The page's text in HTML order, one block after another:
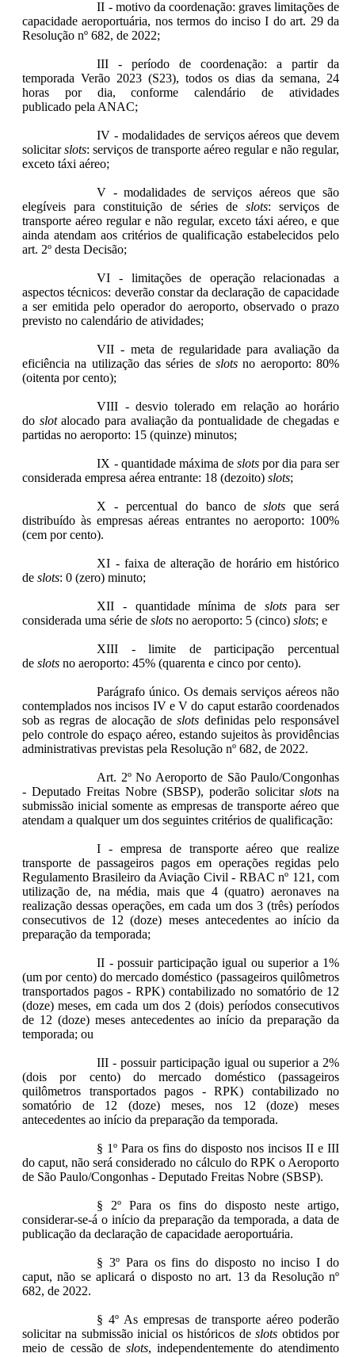
II - motivo da coordenação: graves limitações de
capacidade aeroportuária, nos termos do inciso I do art. 29 da
Resolução nº 682, de 2022;
III - período de coordenação: a partir da
temporada Verão 2023 (S23), todos os dias da semana, 24
horas por dia, conforme calendário de atividades
publicado pela ANAC;
IV - modalidades de serviços aéreos que devem
solicitarslots: serviços de transporte aéreo regular e não regular,
exceto táxi aéreo;
V - modalidades de serviços aéreos que são
elegíveis para constituição de séries de slots: serviços de
transporte aéreo regular e não regular, exceto táxi aéreo, e que
ainda atendam aos critérios de qualificação estabelecidos pelo
art. 2º desta Decisão;
VI - limitações de operação relacionadas a
aspectos técnicos: deverão constar da declaração de capacidade
a ser emitida pelo operador do aeroporto, observado o prazo
previsto no calendário de atividades;
VII - meta de regularidade para avaliação da
eficiência na utilização das séries de slots no aeroporto: 80%
(oitenta por cento);
VIII - desvio tolerado em relação ao horário
do slotalocado para avaliação da pontualidade de chegadas e
partidas no aeroporto: 15 (quinze) minutos;
IX - quantidade máxima de slotspor dia para ser
considerada empresa aérea entrante: 18 (dezoito) slots;
X - percentual do banco deslots que será
distribuído às empresas aéreas entrantes no aeroporto: 100%
(cem por cento).
XI - faixa de alteração de horário em histórico
de slots: 0 (zero) minuto;
XII - quantidade mínima de slotspara ser
considerada uma série de slots no aeroporto: 5 (cinco) slots; e
XIII - limite de participação percentual
de slots no aeroporto: 45% (quarenta e cinco por cento).
Parágrafo único. Os demais serviços aéreos não
contemplados nos incisos IV e V do caput estarão coordenados
sob as regras de alocação deslots definidas pelo responsável
pelo controle do espaço aéreo, estando sujeitos às providências
administrativas previstas pela Resolução nº 682, de 2022.
Art. 2º No Aeroporto de São Paulo/Congonhas
- Deputado Freitas Nobre (SBSP), poderão solicitar slots na
submissão inicial somente as empresas de transporte aéreo que
atendam a qualquer um dos seguintes critérios de qualificação:
I - empresa de transporte aéreo que realize
transporte de passageiros pagos em operações regidas pelo
Regulamento Brasileiro da Aviação Civil - RBAC nº 121, com
utilização de, na média, mais que 4 (quatro) aeronaves na
realização dessas operações, em cada um dos 3 (três) períodos
consecutivos de 12 (doze) meses antecedentes ao início da
preparação da temporada;
II - possuir participação igual ou superior a 1%
(um por cento) do mercado doméstico (passageiros quilômetros
transportados pagos - RPK) contabilizado no somatório de 12
(doze) meses, em cada um dos 2 (dois) períodos consecutivos
de 12 (doze) meses antecedentes ao início da preparação da
temporada; ou
III - possuir participação igual ou superior a 2%
(dois por cento) do mercado doméstico (passageiros
quilômetros transportados pagos - RPK) contabilizado no
somatório de 12 (doze) meses, nos 12 (doze) meses
antecedentes ao início da preparação da temporada.
§ 1º Para os fins do disposto nos incisos II e III
do caput, não será considerado no cálculo do RPK o Aeroporto
de São Paulo/Congonhas - Deputado Freitas Nobre (SBSP).
§ 2º Para os fins do disposto neste artigo,
considerar-se-á o início da preparação da temporada, a data de
publicação da declaração de capacidade aeroportuária.
§ 3º Para os fins do disposto no inciso I do
caput, não se aplicará o disposto no art. 13 da Resolução nº
682, de 2022.
§ 4º As empresas de transporte aéreo poderão
solicitar na submissão inicial os históricos deslots obtidos por
meio de cessão deslots, independentemente do atendimento